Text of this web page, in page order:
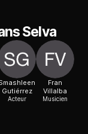
Selva
Gutiérrez
Acteur
Fran
Villalba
Musicien